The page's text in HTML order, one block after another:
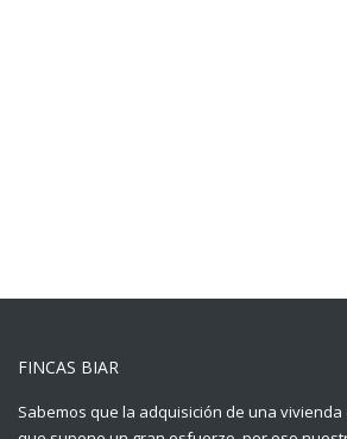
FINCAS BIAR
Sabemos que la adquisición de una